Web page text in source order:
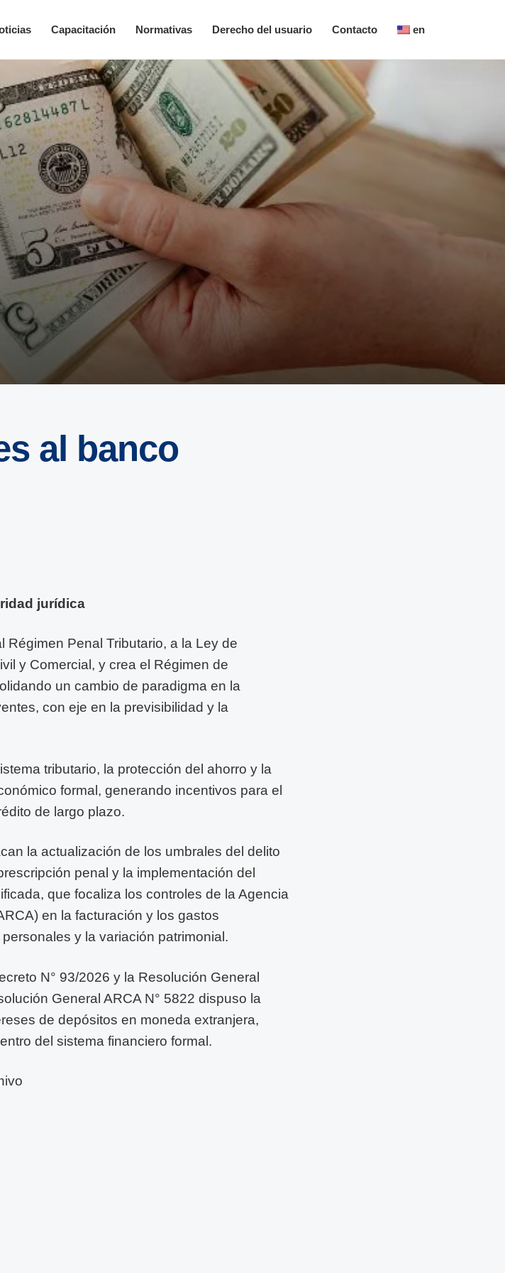
Capacitación Normativas Derecho del usuario Contacto en
al banco
jurídica
Régimen Penal Tributario, a la Ley de
y Comercial, y crea el Régimen de
un cambio de paradigma en la
con eje en la previsibilidad y la
tributario, la protección del ahorro y la
formal, generando incentivos para el
de largo plazo.
la actualización de los umbrales del delito
penal y la implementación del
que focaliza los controles de la Agencia
en la facturación y los gastos
y la variación patrimonial.
N° 93/2026 y la Resolución General
General ARCA N° 5822 dispuso la
de depósitos en moneda extranjera,
del sistema financiero formal.